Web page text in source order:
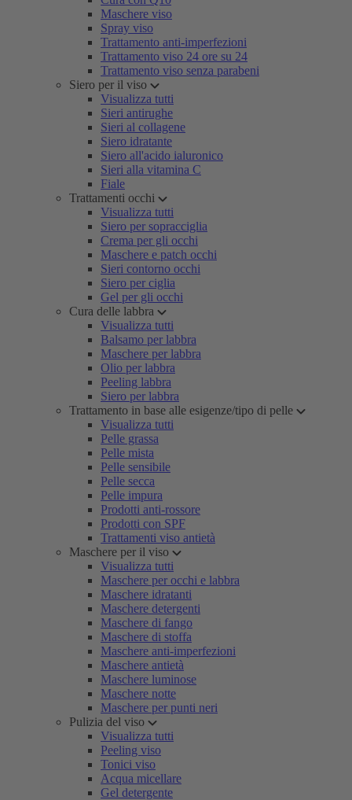
Maschere viso
Spray viso
Trattamento anti-imperfezioni
Trattamento viso 24 ore su 24
Trattamento viso senza parabeni
Siero per il viso
Visualizza tutti
Sieri antirughe
Sieri al collagene
Siero idratante
Siero all'acido ialuronico
Sieri alla vitamina C
Fiale
Trattamenti occhi
Visualizza tutti
Siero per sopracciglia
Crema per gli occhi
Maschere e patch occhi
Sieri contorno occhi
Siero per ciglia
Gel per gli occhi
Cura delle labbra
Visualizza tutti
Balsamo per labbra
Maschere per labbra
Olio per labbra
Peeling labbra
Siero per labbra
Trattamento in base alle esigenze/tipo di pelle
Visualizza tutti
Pelle grassa
Pelle mista
Pelle sensibile
Pelle secca
Pelle impura
Prodotti anti-rossore
Prodotti con SPF
Trattamenti viso antietà
Maschere per il viso
Visualizza tutti
Maschere per occhi e labbra
Maschere idratanti
Maschere detergenti
Maschere di fango
Maschere di stoffa
Maschere anti-imperfezioni
Maschere antietà
Maschere luminose
Maschere notte
Maschere per punti neri
Pulizia del viso
Visualizza tutti
Peeling viso
Tonici viso
Acqua micellare
Gel detergente